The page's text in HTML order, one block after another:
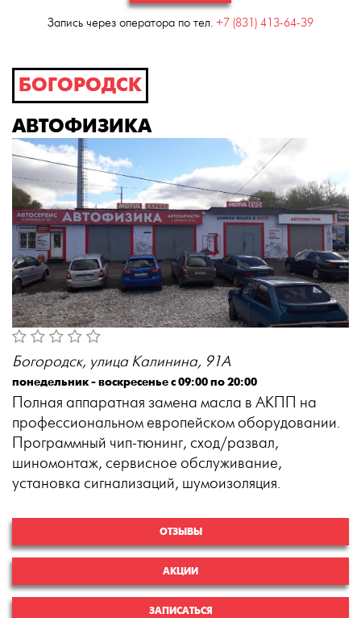
Запись через оператора по тел. +7 (831) 413-64-39
БОГОРОДСК
АВТОФИЗИКА
Богородск, улица Калинина, 91А
понедельник - воскресенье с 09:00 по 20:00
Полная аппаратная замена масла в АКПП на
профессиональном европейском оборудовании.
Программный чип-тюнинг, сход/развал,
шиномонтаж, сервисное обслуживание,
установка сигнализаций, шумоизоляция.
ОТЗЫВЫ
АКЦИИ
ЗАПИСАТЬСЯ